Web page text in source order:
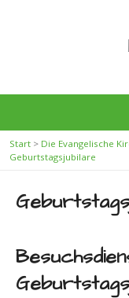
Start > Die Evangelische
Geburtstagsjubilare